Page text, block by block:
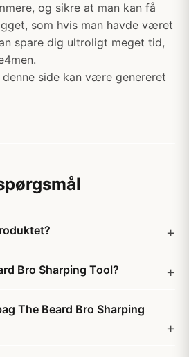
og sikre at man kan få
som hvis man havde været
spare dig ultroligt meget tid,
side kan være genereret
Bro Sharping Tool?
The Beard Bro Sharping